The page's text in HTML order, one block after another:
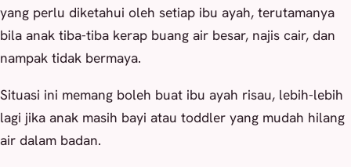
yang perlu diketahui oleh setiap ibu ayah, terutamanya
bila anak tiba-tiba kerap buang air besar, najis cair, dan
nampak tidak bermaya.
Situasi ini memang boleh buat ibu ayah risau, lebih-lebih
lagi jika anak masih bayi atau toddler yang mudah hilang
air dalam badan.